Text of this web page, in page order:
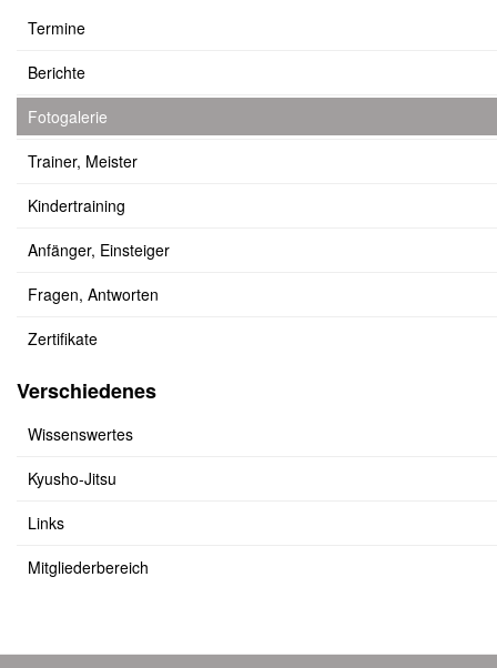
Termine
Berichte
Fotogalerie
Trainer, Meister
Kindertraining
Anfänger, Einsteiger
Fragen, Antworten
Zertifikate
Verschiedenes
Wissenswertes
Kyusho-Jitsu
Links
Mitgliederbereich